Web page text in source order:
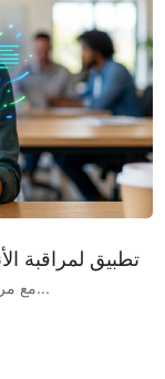
تطبيق لمراقبة
مع مركزية المعلومات الشخصية والمصرفية والمهنية في...